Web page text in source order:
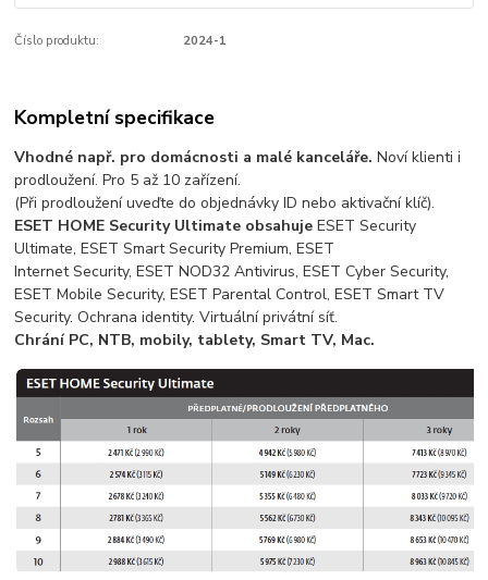
Číslo produktu: 2024-1
Kompletní specifikace
Vhodné např. pro domácnosti a malé kanceláře. Noví klienti i
prodloužení. Pro 5 až 10 zařízení.
(Při prodloužení uveďte do objednávky ID nebo aktivační klíč).
ESET HOME Security Ultimate obsahuje ESET Security
Ultimate, ESET Smart Security Premium, ESET
Internet Security, ESET NOD32 Antivirus, ESET Cyber Security,
ESET Mobile Security, ESET Parental Control, ESET Smart TV
Security. Ochrana identity. Virtuální privátní síť.
Chrání PC, NTB, mobily, tablety, Smart TV, Mac.